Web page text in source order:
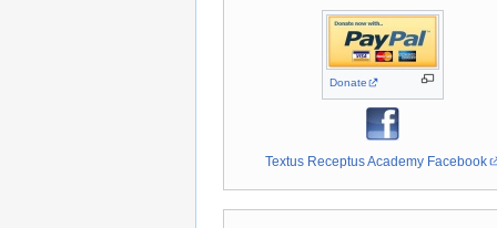
Donate
Textus Receptus Academy Facebook